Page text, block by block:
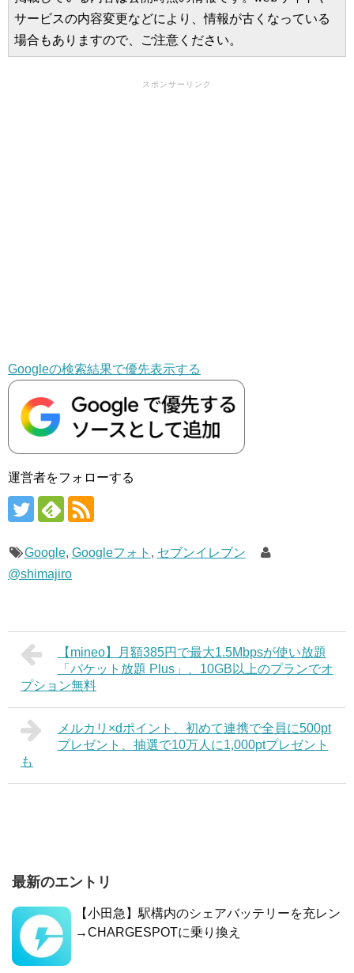
サービスの内容変更などにより、情報が古くなっている
場合もありますので、ご注意ください。
スポンサーリンク
Googleの検索結果で優先表示する
運営者をフォローする
Google, Googleフォト , セブンイレブン
@shimajiro
【mineo】月額385円で最大1.5Mbpsが使い放題
「パケット放題 Plus」、10GB以上のプランでオ
プション無料
メルカリ×dポイント、初めて連携で全員に500pt
プレゼント、抽選で10万人に1,000ptプレゼント
も
最新のエントリ
【小田急】駅構内のシェアバッテリーを充レン
→CHARGESPOTに乗り換え